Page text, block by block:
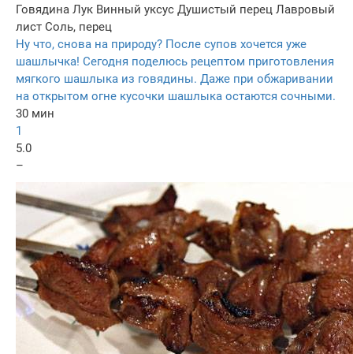
Говядина Лук Винный уксус Душистый перец Лавровый
лист Соль, перец
Ну что, снова на природу? После супов хочется уже
шашлычка! Сегодня поделюсь рецептом приготовления
мягкого шашлыка из говядины. Даже при обжаривании
на открытом огне кусочки шашлыка остаются сочными.
30 мин
1
5.0
–